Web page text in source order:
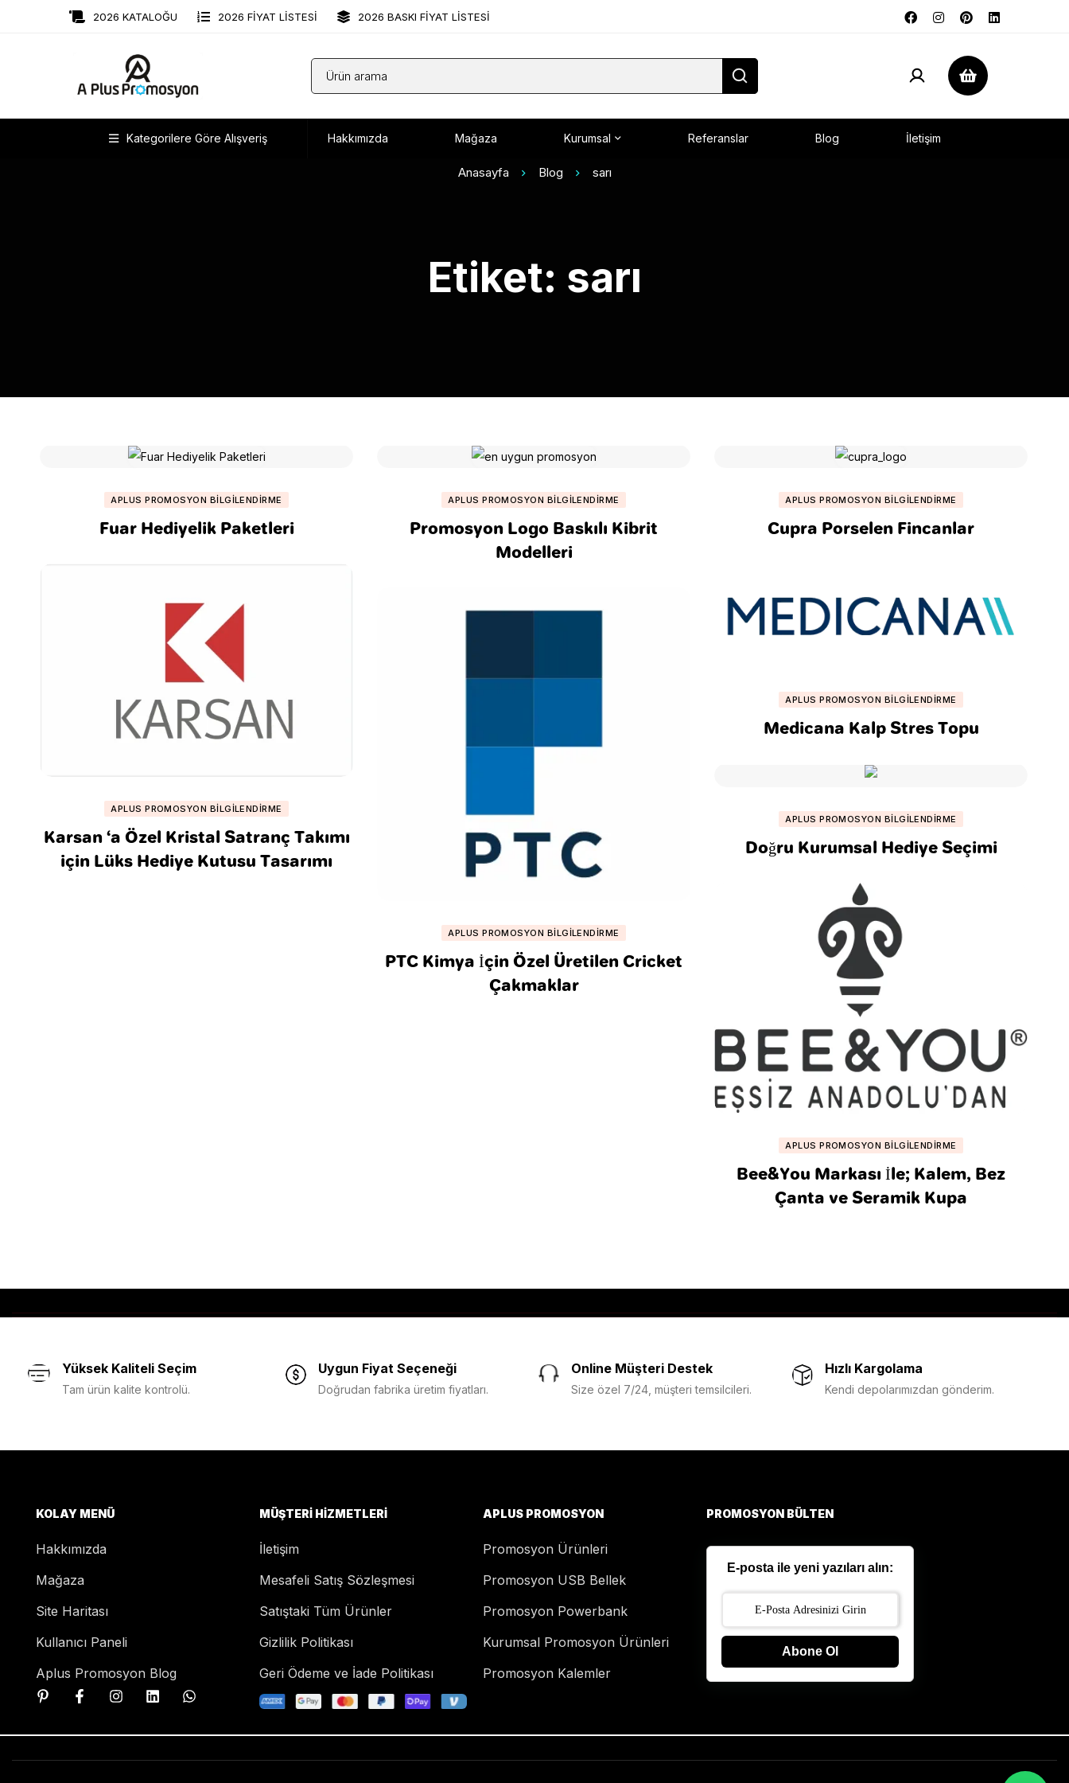
2026 KATALOĞU 2026 FİYAT LİSTESİ 2026 BASKI FİYAT LİSTESİ
Kategorilere Göre Alışveriş Hakkımızda Mağaza Kurumsal Referanslar Blog İletişim
Anasayfa Blog sarı
Etiket: sarı
APLUS PROMOSYON BILGILENDIRME
Fuar Hediyelik Paketleri
APLUS PROMOSYON BILGILENDIRME
Promosyon Logo Baskılı Kibrit
Modelleri
APLUS PROMOSYON BILGILENDIRME
Cupra Porselen Fincanlar
APLUS PROMOSYON BILGILENDIRME
Karsan ‘a Özel Kristal Satranç Takımı
için Lüks Hediye Kutusu Tasarımı
APLUS PROMOSYON BILGILENDIRME
Medicana Kalp Stres Topu
APLUS PROMOSYON BILGILENDIRME
PTC Kimya İçin Özel Üretilen Cricket
Çakmaklar
APLUS PROMOSYON BILGILENDIRME
Doğru Kurumsal Hediye Seçimi
APLUS PROMOSYON BILGILENDIRME
Bee&You Markası İle; Kalem, Bez
Çanta ve Seramik Kupa
Yüksek Kaliteli Seçim
Tam ürün kalite kontrolü.
Uygun Fiyat Seçeneği
Doğrudan fabrika üretim fiyatları.
Online Müşteri Destek
Size özel 7/24, müşteri temsilcileri.
Hızlı Kargolama
Kendi depolarımızdan gönderim.
KOLAY MENÜ
Hakkımızda
Mağaza
Site Haritası
Kullanıcı Paneli
Aplus Promosyon Blog
MÜŞTERI HIZMETLERI
İletişim
Mesafeli Satış Sözleşmesi
Satıştaki Tüm Ürünler
Gizlilik Politikası
Geri Ödeme ve İade Politikası
APLUS PROMOSYON
Promosyon Ürünleri
Promosyon USB Bellek
Promosyon Powerbank
Kurumsal Promosyon Ürünleri
Promosyon Kalemler
PROMOSYON BÜLTEN
E-posta ile yeni yazıları alın:
Abone Ol